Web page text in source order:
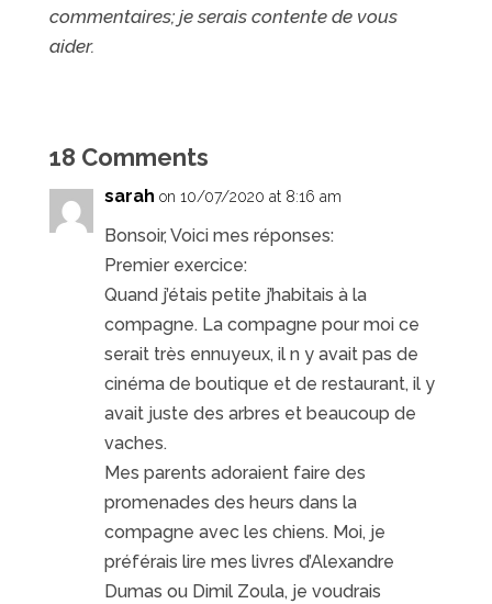
commentaires; je serais contente de vous
aider.
18 Comments
sarah on 10/07/2020 at 8:16 am
Bonsoir, Voici mes réponses:
Premier exercice:
Quand j’étais petite j’habitais à la
compagne. La compagne pour moi ce
serait très ennuyeux, il n y avait pas de
cinéma de boutique et de restaurant, il y
avait juste des arbres et beaucoup de
vaches.
Mes parents adoraient faire des
promenades des heurs dans la
compagne avec les chiens. Moi, je
préférais lire mes livres d’Alexandre
Dumas ou Dimil Zoula, je voudrais